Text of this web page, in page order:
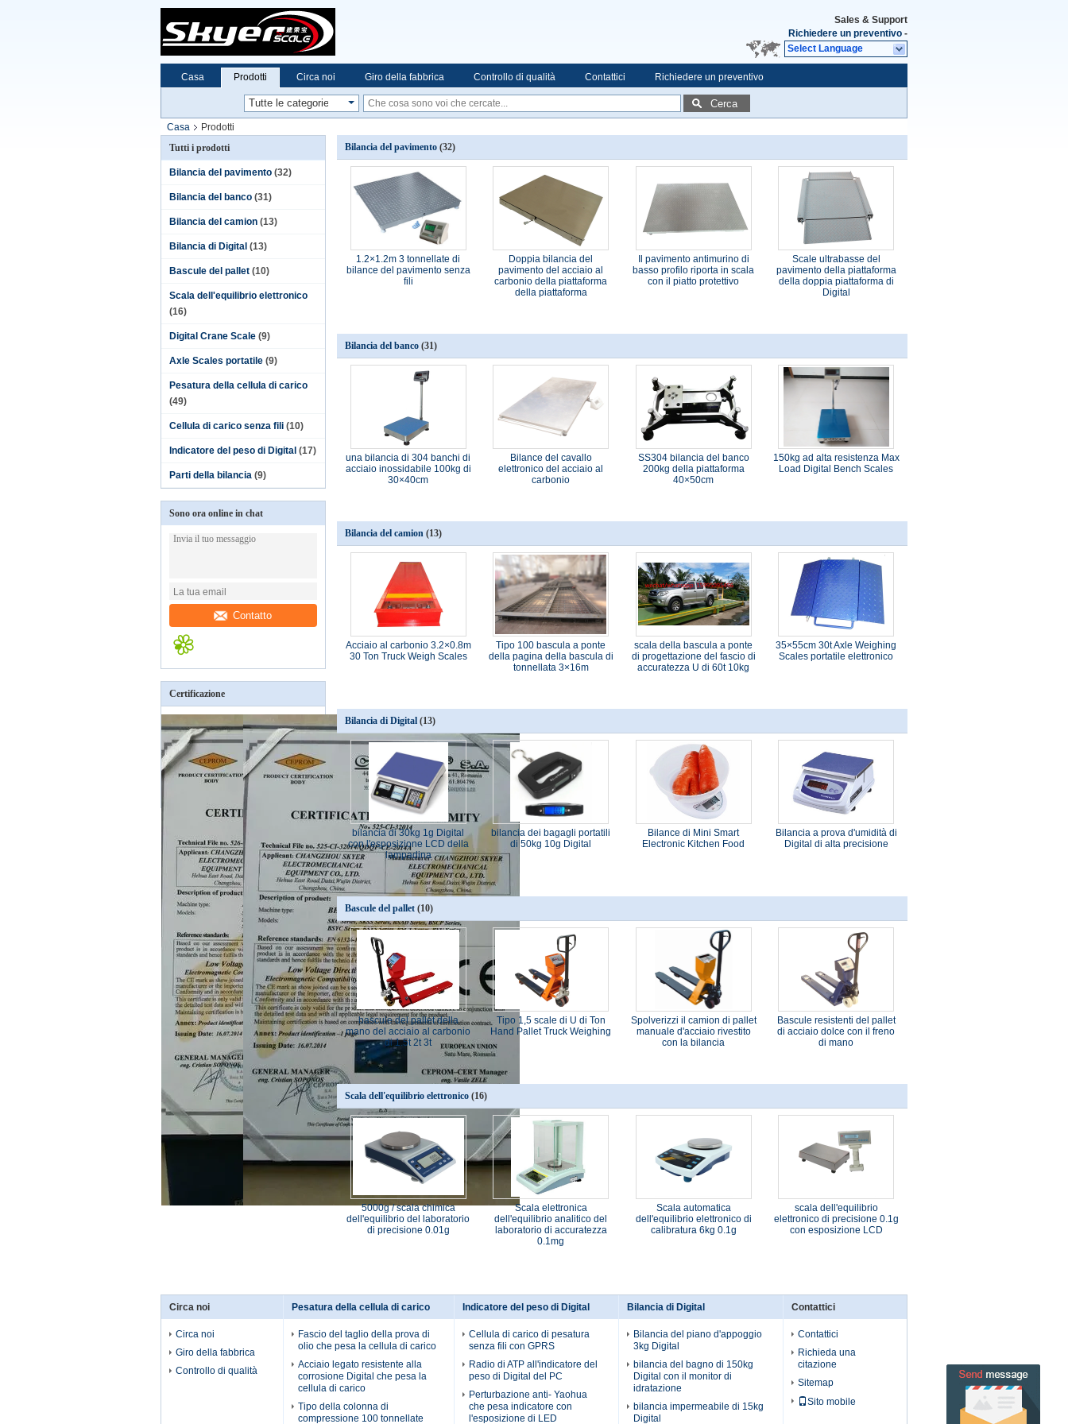
Sales & Support
Richiedere un preventivo -
Select Language
Casa Prodotti Circa noi Giro della fabbrica Controllo di qualità Contattici Richiedere un preventivo
Cerca
Casa
Prodotti
Tutti i prodotti
Bilancia del pavimento (32)
Bilancia del banco (31)
Bilancia del camion (13)
Bilancia di Digital (13)
Bascule del pallet (10)
Scala dell'equilibrio elettronico
(16)
Digital Crane Scale (9)
Axle Scales portatile (9)
Pesatura della cellula di carico
(49)
Cellula di carico senza fili (10)
Indicatore del peso di Digital (17)
Parti della bilancia (9)
Sono ora online in chat
Contatto
Certificazione
Bilancia del pavimento (32)
1.2×1.2m 3 tonnellate di
bilance del pavimento senza
fili
Doppia bilancia del
pavimento del acciaio al
carbonio della piattaforma
della piattaforma
Il pavimento antimurino di
basso profilo riporta in scala
con il piatto protettivo
Scale ultrabasse del
pavimento della piattaforma
della doppia piattaforma di
Digital
Bilancia del banco (31)
una bilancia di 304 banchi di
acciaio inossidabile 100kg di
30×40cm
Bilance del cavallo
elettronico del acciaio al
carbonio
SS304 bilancia del banco
200kg della piattaforma
40×50cm
150kg ad alta resistenza Max
Load Digital Bench Scales
Bilancia del camion (13)
Acciaio al carbonio 3.2×0.8m
30 Ton Truck Weigh Scales
Tipo 100 bascula a ponte
della pagina della bascula di
tonnellata 3×16m
scala della bascula a ponte
di progettazione del fascio di
accuratezza U di 60t 10kg
35×55cm 30t Axle Weighing
Scales portatile elettronico
Bilancia di Digital (13)
bilancia di 30kg 1g Digital
con l'esposizione LCD della
lampadina
bilancia dei bagagli portatili
di 50kg 10g Digital
Bilance di Mini Smart
Electronic Kitchen Food
Bilancia a prova d'umidità di
Digital di alta precisione
Bascule del pallet (10)
bascule del pallet della
mano del acciaio al carbonio
di 1.5t 2t 3t
Tipo 1,5 scale di U di Ton
Hand Pallet Truck Weighing
Spolverizzi il camion di pallet
manuale d'acciaio rivestito
con la bilancia
Bascule resistenti del pallet
di acciaio dolce con il freno
di mano
Scala dell'equilibrio elettronico (16)
5000g / scala chimica
dell'equilibrio del laboratorio
di precisione 0.01g
Scala elettronica
dell'equilibrio analitico del
laboratorio di accuratezza
0.1mg
Scala automatica
dell'equilibrio elettronico di
calibratura 6kg 0.1g
scala dell'equilibrio
elettronico di precisione 0.1g
con esposizione LCD
Circa noi
Circa noi
Giro della fabbrica
Controllo di qualità
Pesatura della cellula di carico
Fascio del taglio della prova di
olio che pesa la cellula di carico
Acciaio legato resistente alla
corrosione Digital che pesa la
cellula di carico
Tipo della colonna di
compressione 100 tonnellate
Indicatore del peso di Digital
Cellula di carico di pesatura
senza fili con GPRS
Radio di ATP all'indicatore del
peso di Digital del PC
Perturbazione anti- Yaohua
che pesa indicatore con
l'esposizione di LED
Bilancia di Digital
Bilancia del piano d'appoggio
3kg Digital
bilancia del bagno di 150kg
Digital con il monitor di
idratazione
bilancia impermeabile di 15kg
Digital
Contattici
Contattici
Richieda una
citazione
Sitemap
Sito mobile